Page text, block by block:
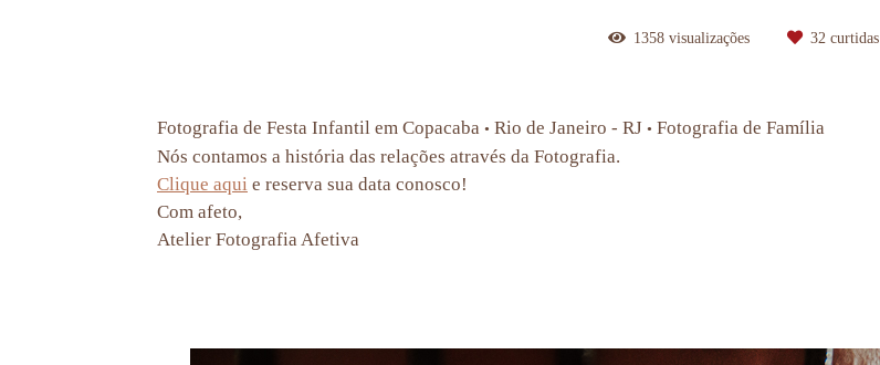
1358visualizações 32 curtidas
Fotografia de Festa Infantil em Copacaba • Rio de Janeiro - RJ • Fotografia de Família
Nós contamos a história das relações através da Fotografia.
Clique aqui e reserva sua data conosco!
Com afeto,
Atelier Fotografia Afetiva